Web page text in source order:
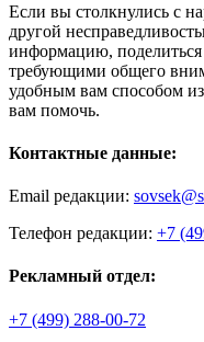
Если вы столкнулись с
другой
информацию,
требующими общего
удобным вам способом
вам помочь.
Контактные данные:
Email редакции:
Телефон редакции: +7
Рекламный отдел:
+7 (499) 288-00-72